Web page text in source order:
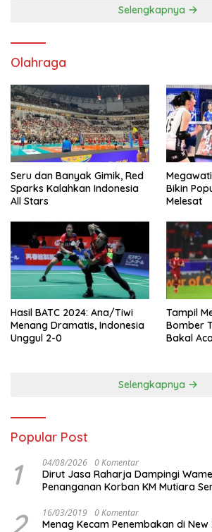
Selengkapnya
Olahraga
Seru dan Banyak Gimik, Red
Sparks Kalahkan Indonesia
All Stars
Bikin
Melesat
Hasil BATC 2024: Ana/Tiwi
Menang Dramatis, Indonesia
Unggul 2-0
Tampil
Bomber
Bakal
Selengkapnya
Popular Post
1 04/08/2026 0 Komentar
Dirut Jasa Raharja Dampingi
Penanganan Korban KM Mutiara
2 16/03/2019 0 Komentar
Menag Kecam Penembakan di New